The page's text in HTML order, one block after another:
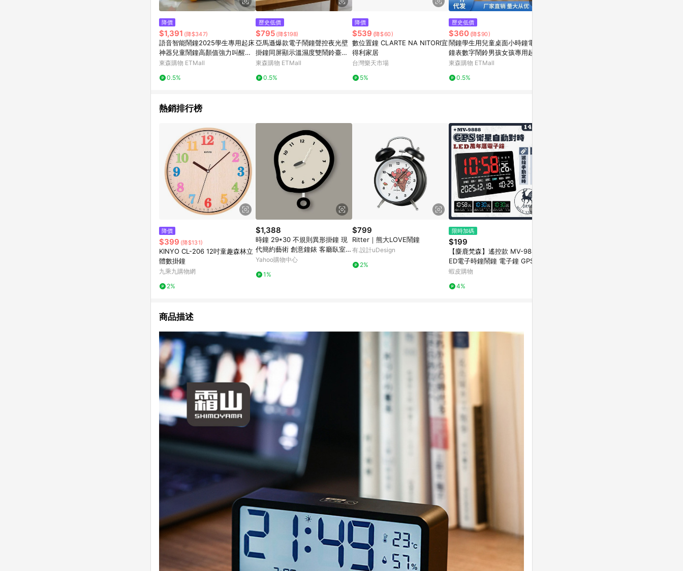
降價
$1,391 (降$347)
語音智能鬧鐘2025學生專用起床
神器兒童鬧鐘高顏值強力叫醒帶
夜燈
東森購物 ETMall
0.5%
歷史低價
$795 (降$198)
亞馬遜爆款電子鬧鐘聲控夜光壁
掛鐘同屏顯示溫濕度雙鬧鈴臺歷
鐘
東森購物 ETMall
0.5%
降價
$539 (降$60)
數位置鐘 CLARTE NA NITORI宜
得利家居
台灣樂天市場
5%
歷史低價
$360 (降$90)
鬧鐘學生用兒童桌面小時鐘電子
鐘表數字鬧鈴男孩女孩專用起床
包郵
東森購物 ETMall
0.5%
熱銷排行榜
降價
$399 (降$131)
KINYO CL-206 12吋童趣森林立
體數掛鐘
九乘九購物網
2%
$1,388
時鐘 29*30 不規則異形掛鐘 現
代簡約藝術 創意鐘錶 客廳臥室壁
掛鐘 北歐風裝飾鐘
Yahoo購物中心
1%
$799
Ritter｜熊大LOVE鬧鐘
有.設計uDesign
2%
限時加碼
$199
【麋鹿梵森】遙控款 MV-9888 L
ED電子時鐘鬧鐘 電子鐘 GPS衛
星對時 多功能 大螢幕時鐘 數位
蝦皮購物
4%
商品描述